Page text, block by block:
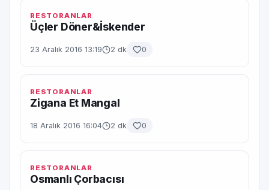
RESTORANLAR
Üçler Döner&İskender
23 Aralık 2016 13:19 2 dk 0
RESTORANLAR
Zigana Et Mangal
18 Aralık 2016 16:04 2 dk 0
RESTORANLAR
Osmanlı Çorbacısı